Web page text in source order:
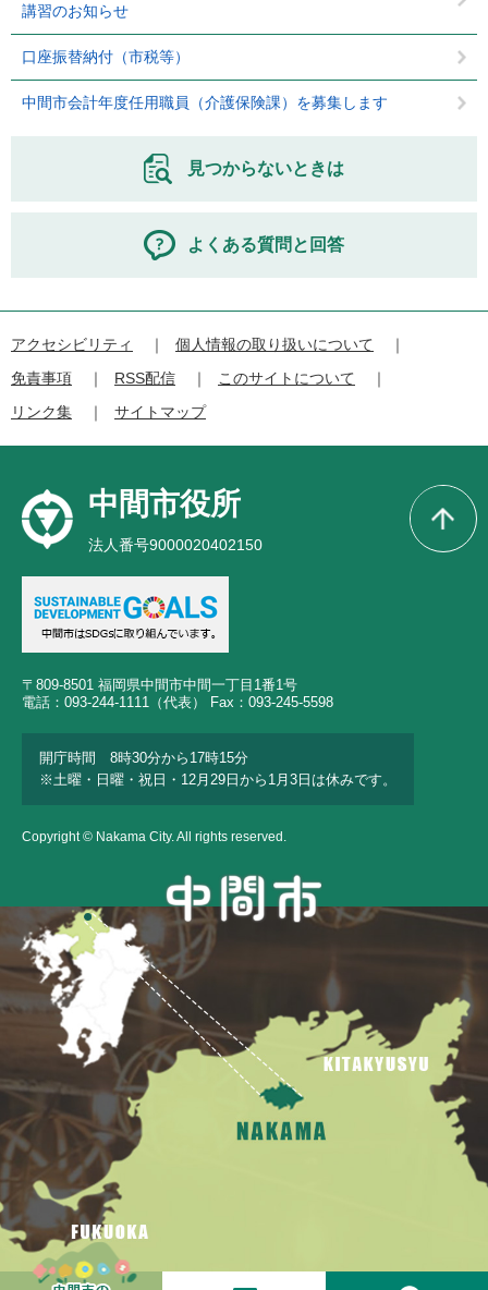
講習のお知らせ
口座振替納付（市税等）
中間市会計年度任用職員（介護保険課）を募集します
見つからないときは
よくある質問と回答
アクセシビリティ
個人情報の取り扱いについて
免責事項
RSS配信
このサイトについて
リンク集
サイトマップ
中間市役所
法人番号9000020402150
〒809-8501 福岡県中間市中間一丁目1番1号
電話：093-244-1111（代表） Fax：093-245-5598
開庁時間 8時30分から17時15分
※土曜・日曜・祝日・12月29日から1月3日は休みです。
Copyright © Nakama City. All rights reserved.